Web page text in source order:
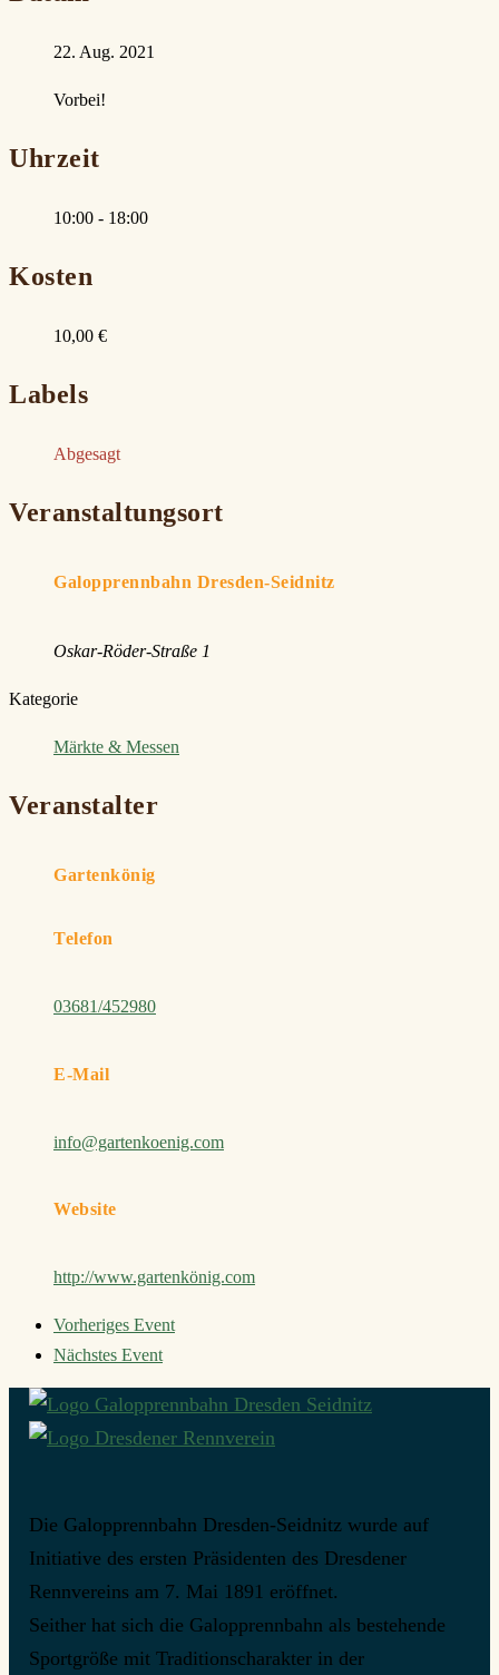
22. Aug. 2021
Vorbei!
Uhrzeit
10:00 - 18:00
Kosten
10,00 €
Labels
Abgesagt
Veranstaltungsort
Galopprennbahn Dresden-Seidnitz
Oskar-Röder-Straße 1
Kategorie
Märkte & Messen
Veranstalter
Gartenkönig
Telefon
03681/452980
E-Mail
info@gartenkoenig.com
Website
http://www.gartenkönig.com
Vorheriges Event
Nächstes Event
Die Galopprennbahn Dresden-Seidnitz wurde auf
Initiative des ersten Präsidenten des Dresdener
Rennvereins am 7. Mai 1891 eröffnet.
Seither hat sich die Galopprennbahn als bestehende
Sportgröße mit Traditionscharakter in der